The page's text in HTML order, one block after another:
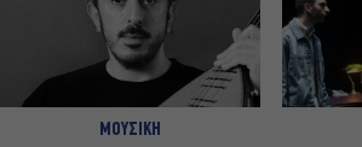
ΜΟΥΣΙΚΗ